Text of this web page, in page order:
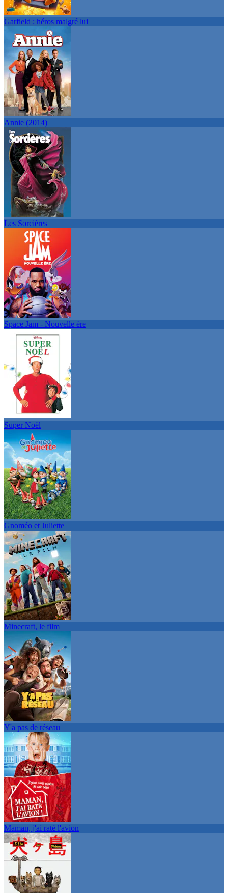
Garfield : héros malgré lui
Annie (2014)
Les Sorcières
Space Jam - Nouvelle ère
Super Noël
Gnoméo et Juliette
Minecraft, le film
Y'a pas de réseau
Maman, j'ai raté l'avion